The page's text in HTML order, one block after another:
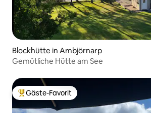
Blockhütte in Ambjörnarp
Gemütliche Hütte am See
Beliebter Gäste-Favorit.
Gäste-Favorit